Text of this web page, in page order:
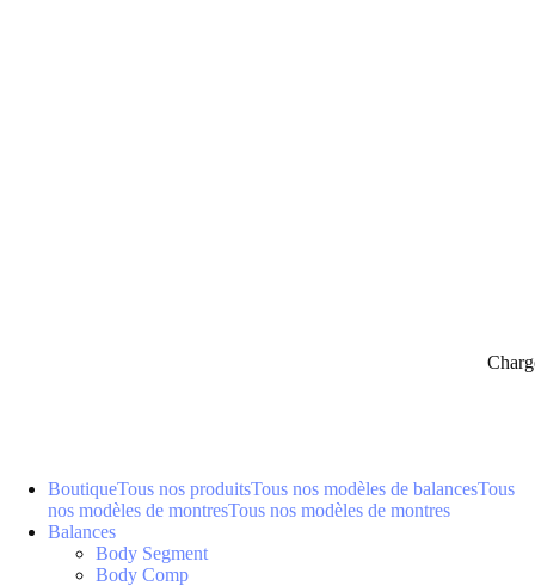
BoutiqueTous nos produitsTous nos modèles de balancesTous
nos modèles de montresTous nos modèles de montres
Balances
Body Segment
Body Comp